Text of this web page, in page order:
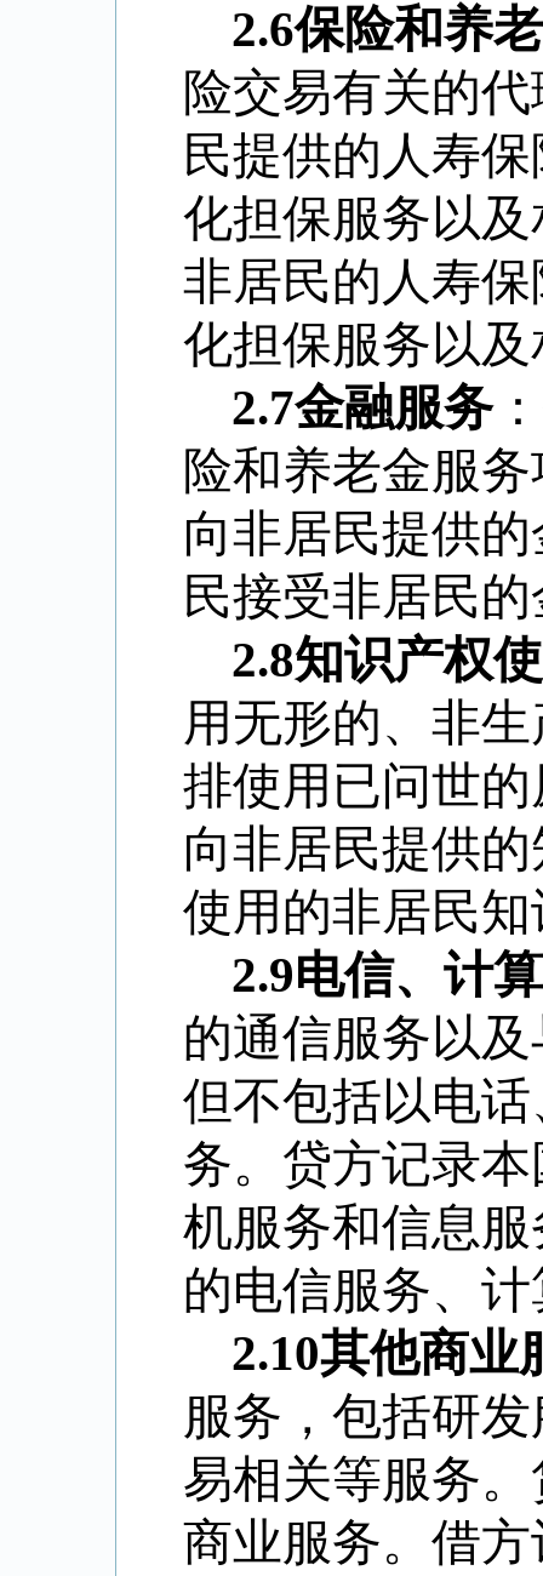
2.6保险和养
险交易有关的
民提供的人寿
化担保服务以
非居民的人寿
化担保服务以
2.7金融服务
险和养老金服
向非居民提供
民接受非居民
2.8知识产权
用无形的、非生
排使用已问世
向非居民提供
使用的非居民
2.9电信、计
的通信服务以
但不包括以电
务。贷方记录
机服务和信息
的电信服务、
2.10其他商业
服务，包括研
易相关等服务
商业服务。借